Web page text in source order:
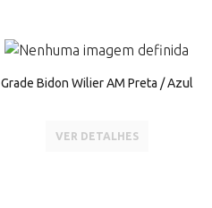
Grade Bidon Wilier AM Preta / Azul
VER DETALHES